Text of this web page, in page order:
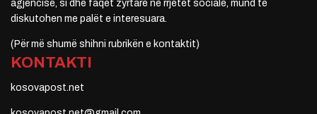
agjencisë, si dhe faqet zyrtare në rrjetet sociale, mund të
diskutohen me palët e interesuara.
(Për më shumë shihni rubrikën e kontaktit)
KONTAKTI
kosovapost.net